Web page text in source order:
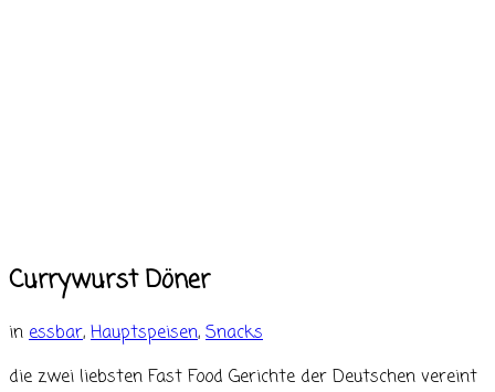
Currywurst Döner
in essbar, Hauptspeisen, Snacks
die zwei liebsten Fast Food Gerichte der Deutschen vereint